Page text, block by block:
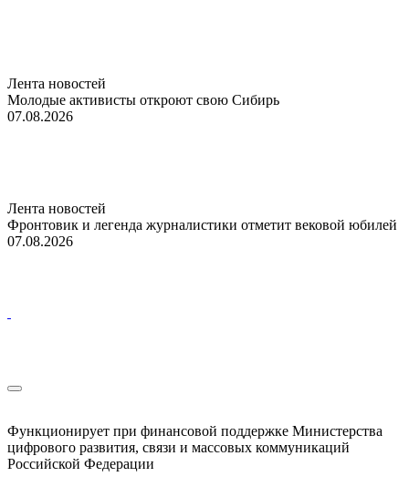
Лента новостей
Молодые активисты откроют свою Сибирь
07.08.2026
Лента новостей
Фронтовик и легенда журналистики отметит вековой юбилей
07.08.2026
Функционирует при финансовой поддержке Министерства
цифрового развития, связи и массовых коммуникаций
Российской Федерации